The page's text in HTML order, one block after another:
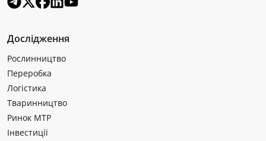
Дослідження
Рослинництво
Переробка
Логістика
Тваринництво
Ринок МТР
Інвестиції